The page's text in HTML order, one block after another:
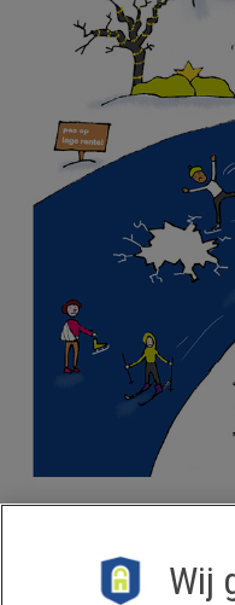
Veel dank voor de
Wij